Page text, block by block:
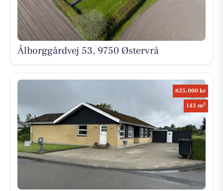
Ålborggårdvej 53, 9750 Østervrå
825.000 kr
143 m2